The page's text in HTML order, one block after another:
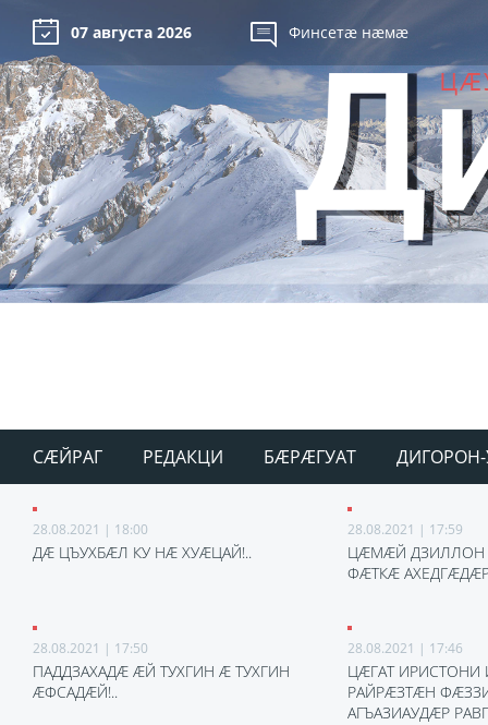
07 августа 2026 Финсетæ нæмæ
СÆЙРАГ РЕДАКЦИ БÆРÆГУАТ ДИГОРОН-
28.08.2021 | 18:00
ДӔ ЦЪУХБӔЛ КУ НӔ ХУӔЦАЙ!..
28.08.2021 | 17:59
ЦӔМӔЙ ДЗИЛЛОН
ФӔТКӔ
28.08.2021 | 17:50
ПАДДЗАХАДӔ ӔЙ ТУХГИН Ӕ ТУХГИН
ӔФСАДӔЙ!..
28.08.2021 | 17:46
ЦӔГАТ ИРИСТОНИ
РАЙРӔЗТӔН
АГЪАЗИАУДӔР